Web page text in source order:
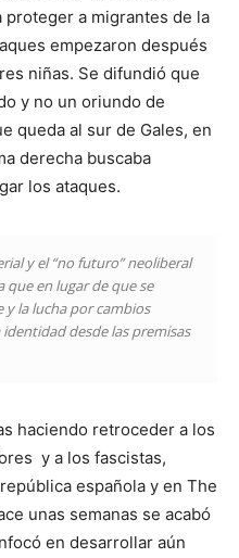
proteger a migrantes de la
empezaron después
niñas. Se difundió que
y no un oriundo de
queda al sur de Gales, en
derecha buscaba
los ataques.
y el “no futuro” neoliberal
que en lugar de que se
y la lucha por cambios
desde las premisas
haciendo retroceder a los
y a los fascistas,
española y en The
unas semanas se acabó
en desarrollar aún